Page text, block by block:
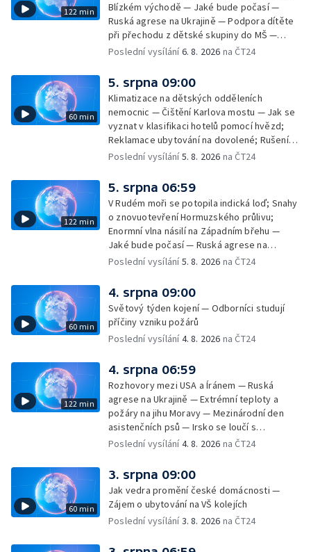
122 min
Blízkém východě — Jaké bude počasí —
Ruská agrese na Ukrajině — Podpora dítěte
při přechodu z dětské skupiny do MŠ —
Filmové premiéry týdne — Dvě deci tuše v
rakovinu prsu
Poslední vysílání6. 8. 2026 na ČT24
60 min
5. srpna 09:00
Klimatizace na dětských odděleních
nemocnic — Čištění Karlova mostu — Jak se
vyznat v klasifikaci hotelů pomocí hvězd;
Reklamace ubytování na dovolené; Rušení
dovolené kvůli přírodním živlům; Práva
na dovolené v zahraničí; Platby a výběry na
dovolené v zahraničí — Těžba léčivé rašeliny
u Malé Morávky
Poslední vysílání5. 8. 2026 na ČT24
122 min
5. srpna 06:59
V Rudém moři se potopila indická loď; Snahy
o znovuotevření Hormuzského průlivu;
Enormní vlna násilí na Západním břehu —
Jaké bude počasí — Ruská agrese na
Ukrajině — Vliv veder na lidské orgány — Při
— Třem obcím na Brněnsku dočasně došla
pitná voda — SP v orientačním běhu v Česku
— Horko a požáry sužují Evropu — Rybářský
příměstský tábor
Poslední vysílání5. 8. 2026 na ČT24
60 min
4. srpna 09:00
Světový týden kojení — Odborníci studují
příčiny vzniku požárů
Poslední vysílání4. 8. 2026 na ČT24
122 min
4. srpna 06:59
Rozhovory mezi USA a Íránem — Ruská
agrese na Ukrajině — Extrémní teploty a
požáry na jihu Moravy — Mezinárodní den
asistenčních psů — Irsko se loučí s
hudebníkem Glenem Hansardem
Poslední vysílání4. 8. 2026 na ČT24
60 min
3. srpna 09:00
Jak vedra promění české domácnosti —
Zájem o ubytování na VŠ kolejích
Poslední vysílání3. 8. 2026 na ČT24